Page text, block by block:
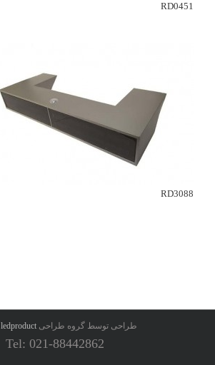
RD0451
RD3088
طراحی توسط گروه طراحی led4m :ledproduct
Tel: 021-88442862